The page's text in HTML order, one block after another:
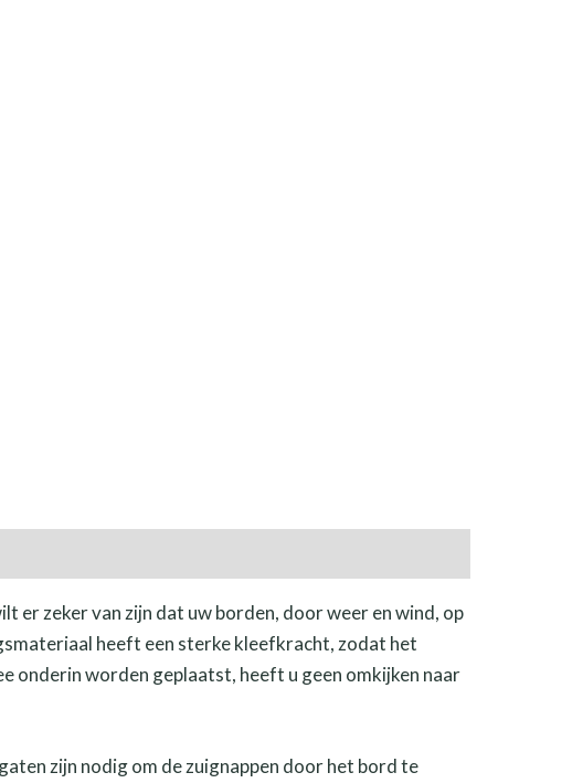
er zeker van zijn dat uw borden, door weer en wind, op
heeft een sterke kleefkracht, zodat het
onderin worden geplaatst, heeft u geen omkijken naar
zijn nodig om de zuignappen door het bord te